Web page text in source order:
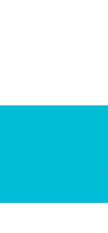
SMILE DESIGN